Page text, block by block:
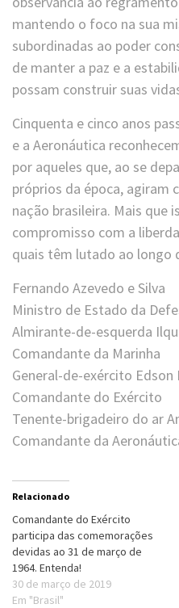
mantendo o foco na sua
subordinadas ao poder
de manter a paz e a
possam construir suas
Cinquenta e cinco anos
e a Aeronáutica
por aqueles que, ao se
próprios da época, agiram
nação brasileira. Mais que
compromisso com a
quais têm lutado ao longo
Fernando Azevedo e Silva
Ministro de Estado da
Almirante-de-esquerda
Comandante da Marinha
General-de-exército Edson
Comandante do Exército
Tenente-brigadeiro do ar
Comandante da
Relacionado
Comandante do Exército
participa das comemorações
devidas ao 31 de março de
1964. Entenda!
30 de março de 2019
Em "Brasil"